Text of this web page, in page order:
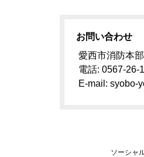
お問い合わせ
愛西市消防本
電話: 0567-26-
E-mail: syobo-
ソーシャ